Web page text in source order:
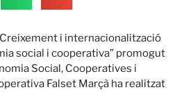
i internacionalització
social i cooperativa” promogut
Social, Cooperatives i
Falset Marçà ha realitzat